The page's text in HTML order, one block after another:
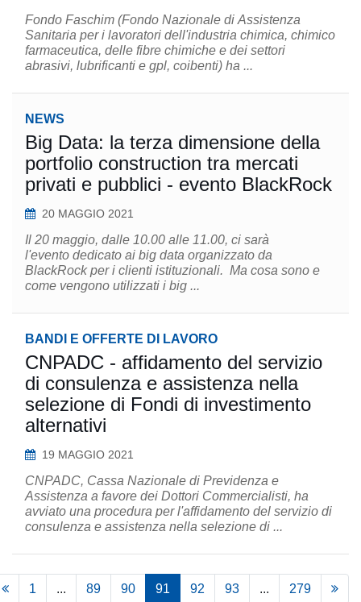
Fondo Faschim (Fondo Nazionale di Assistenza
Sanitaria per i lavoratori dell'industria chimica, chimico
farmaceutica, delle fibre chimiche e dei settori
abrasivi, lubrificanti e gpl, coibenti) ha ...
NEWS
Big Data: la terza dimensione della
portfolio construction tra mercati
privati e pubblici - evento BlackRock
20 MAGGIO 2021
Il 20 maggio, dalle 10.00 alle 11.00, ci sarà
l'evento dedicato ai big data organizzato da
BlackRock per i clienti istituzionali. Ma cosa sono e
come vengono utilizzati i big ...
BANDI E OFFERTE DI LAVORO
CNPADC - affidamento del servizio
di consulenza e assistenza nella
selezione di Fondi di investimento
alternativi
19 MAGGIO 2021
CNPADC, Cassa Nazionale di Previdenza e
Assistenza a favore dei Dottori Commercialisti, ha
avviato una procedura per l'affidamento del servizio di
consulenza e assistenza nella selezione di ...
1 ... 89 90 91 92 93 ... 279